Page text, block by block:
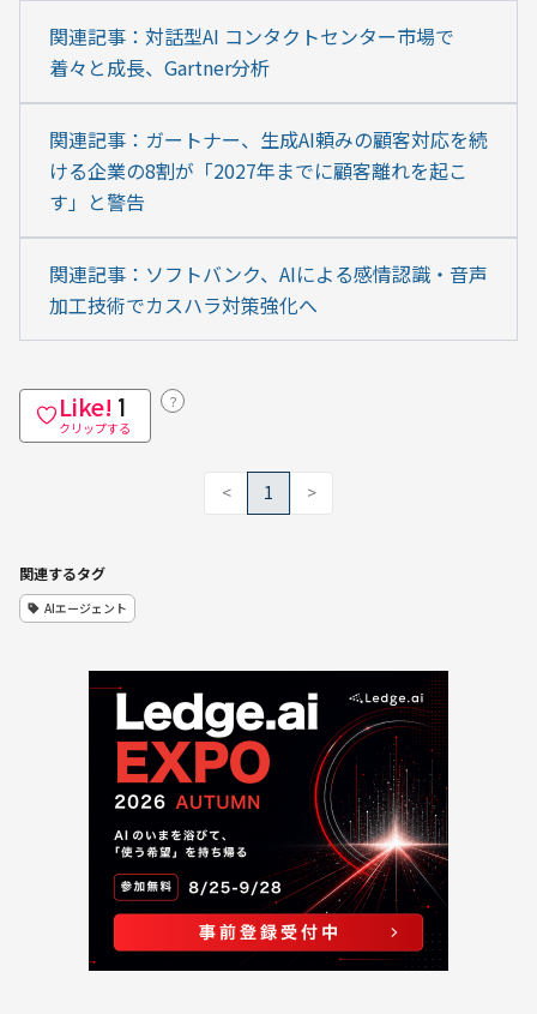
関連記事：対話型AI コンタクトセンター市場で
着々と成長、Gartner分析
関連記事：ガートナー、生成AI頼みの顧客対応を続
ける企業の8割が「2027年までに顧客離れを起こ
す」と警告
関連記事：ソフトバンク、AIによる感情認識・音声
加工技術でカスハラ対策強化へ
Like! 1
クリップする
？
< 1 >
関連するタグ
AIエージェント